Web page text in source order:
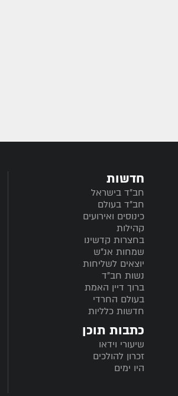
חדשות
חב”ד בישראל
חב”ד בעולם
כינוסים ואירועים
קהילות
בחצרות קדשינו
שמחות אנ"ש
יוצאים לשליחות
נשות חב"ד
ברוך דיין האמת
בעולם החרדי
חדשות כלליות
כתבות תוכן
שיעורי וידאו
זכרון להולכים
היו ימים